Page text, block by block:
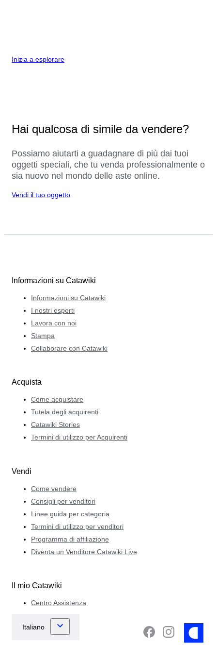
Inizia a esplorare
Hai qualcosa di simile da vendere?
Possiamo aiutarti a guadagnare di più dai tuoi
oggetti speciali, che tu venda professionalmente o
sia nuovo nel mondo delle aste online.
Vendi il tuo oggetto
Informazioni su Catawiki
Informazioni su Catawiki
I nostri esperti
Lavora con noi
Stampa
Collaborare con Catawiki
Acquista
Come acquistare
Tutela degli acquirenti
Catawiki Stories
Termini di utilizzo per Acquirenti
Vendi
Come vendere
Consigli per venditori
Linee guida per categoria
Termini di utilizzo per venditori
Programma di affiliazione
Diventa un Venditore Catawiki Live
Il mio Catawiki
Centro Assistenza